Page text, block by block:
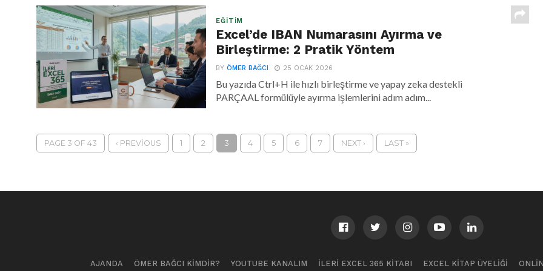
EĞITIM
Excel’de IBAN Numarasını Ayırma ve
Birleştirme: 2 Pratik Yöntem
BYÖMER BAĞCI 25 OCAK 2026
Bu yazıda Ctrl+H ile hızlı birleştirme ve yapay zeka destekli
PARÇAAL formülüyle ayırma işlemlerini adım adım...
PAGE 3 OF 43 ‹ PREVIOUS 1 2 3 4 5 6 7 NEXT › LAST »
AJANDA ÖMER BAĞCI KIMDIR? YOUTUBE KANALIM İLERI EXCEL 365 KITABI EXCEL KITAP ÜYELIĞI